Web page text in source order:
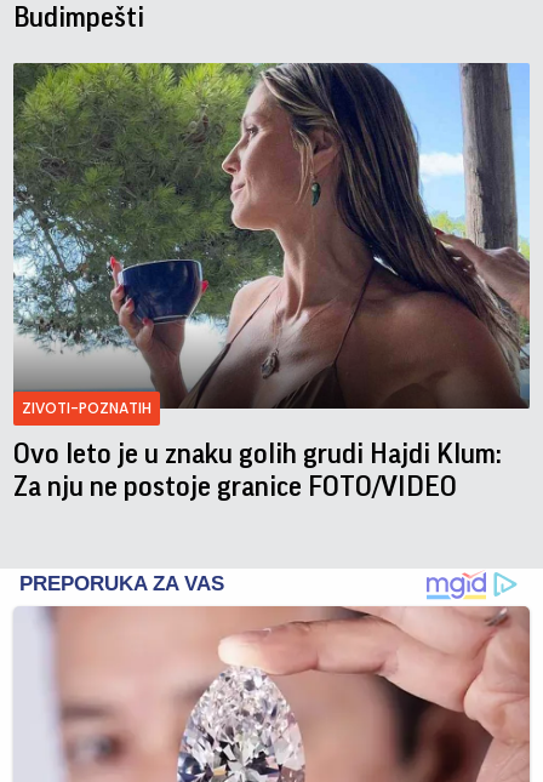
Budimpešti
ZIVOTI-POZNATIH
Ovo leto je u znaku golih grudi Hajdi Klum:
Za nju ne postoje granice FOTO/VIDEO